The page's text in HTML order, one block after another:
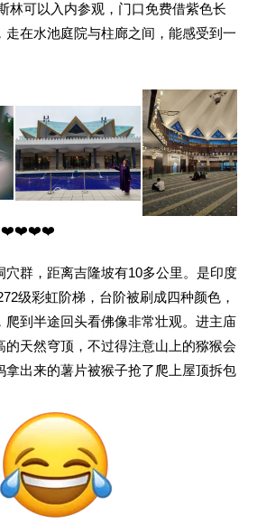
林可以入内参观，门口免费借紫色长
走在水池庭院与柱廊之间，能感受到一
❤️❤️❤️❤️
穴群，距离吉隆坡有10多公里。是印度
级彩虹阶梯，台阶被刷成四种颜色，
爬到半途回头看佛像非常壮观。进主庙
的天然穹顶，不过得注意山上的猕猴会
拿出来的薯片被猴子抢了爬上屋顶拆包